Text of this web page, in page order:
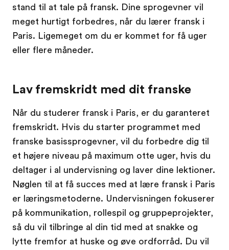
stand til at tale på fransk. Dine sprogevner vil
meget hurtigt forbedres, når du lærer fransk i
Paris. Ligemeget om du er kommet for få uger
eller flere måneder.
Lav fremskridt med dit franske
Når du studerer fransk i Paris, er du garanteret
fremskridt. Hvis du starter programmet med
franske basissprogevner, vil du forbedre dig til
et højere niveau på maximum otte uger, hvis du
deltager i al undervisning og laver dine lektioner.
Nøglen til at få succes med at lære fransk i Paris
er læringsmetoderne. Undervisningen fokuserer
på kommunikation, rollespil og gruppeprojekter,
så du vil tilbringe al din tid med at snakke og
lytte fremfor at huske og øve ordforråd. Du vil